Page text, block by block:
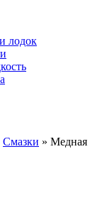
лодок
Смазки » Медная